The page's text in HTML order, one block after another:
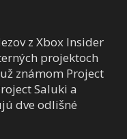
z Xbox Insider
projektoch
známom Project
Saluki a
dve odlišné